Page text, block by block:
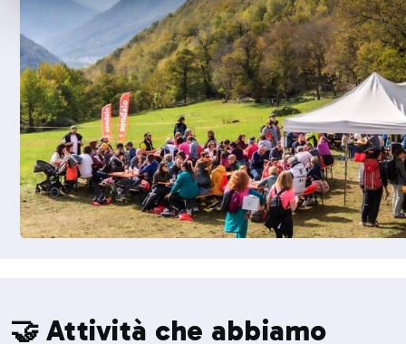
🤝 Attività che abbiamo